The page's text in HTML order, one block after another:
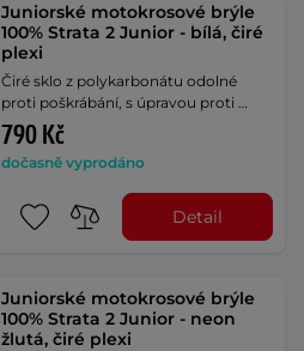
Juniorské motokrosové brýle
100% Strata 2 Junior - bílá, čiré
plexi
Čiré sklo z polykarbonátu odolné
proti poškrábání, s úpravou proti …
790 Kč
dočasně vyprodáno
Detail
Juniorské motokrosové brýle
100% Strata 2 Junior - neon
žlutá, čiré plexi